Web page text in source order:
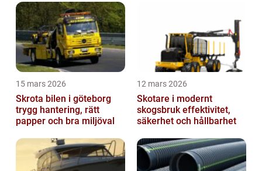
15 mars 2026
Skrota bilen i göteborg
trygg hantering, rätt
papper och bra miljöval
12 mars 2026
Skotare i modernt
skogsbruk effektivitet,
säkerhet och hållbarhet